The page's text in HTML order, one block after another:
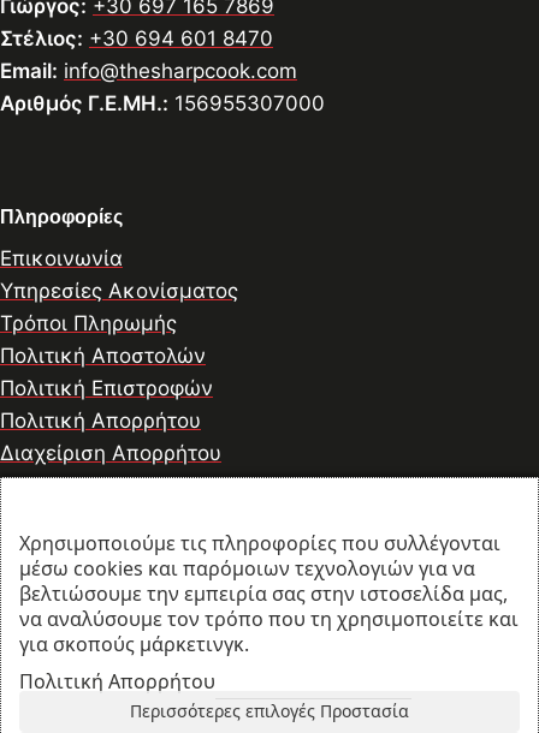
Γιώργος: +30 697 165 7869
Στέλιος: +30 694 601 8470
Email: info@thesharpcook.com
Αριθμός Γ.Ε.ΜΗ.: 156955307000
Πληροφορίες
Επικοινωνία
Υπηρεσίες Ακονίσματος
Τρόποι Πληρωμής
Πολιτική Αποστολών
Πολιτική Επιστροφών
Πολιτική Απορρήτου
Διαχείριση Απορρήτου
© 2026 thesharpcook.com | Design & Hosting by
w3specialists.com
Λογαριασμός
Χρησιμοποιούμε τις πληροφορίες που συλλέγονται
μέσω cookies και παρόμοιων τεχνολογιών για να
βελτιώσουμε την εμπειρία σας στην ιστοσελίδα μας,
να αναλύσουμε τον τρόπο που τη χρησιμοποιείτε και
για σκοπούς μάρκετινγκ.
Πολιτική Απορρήτου
Περισσότερες επιλογές Προστασία